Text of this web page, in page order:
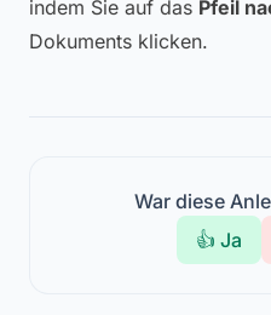
indem Sie auf das Pfeil
Dokuments klicken.
War diese
👍 Ja